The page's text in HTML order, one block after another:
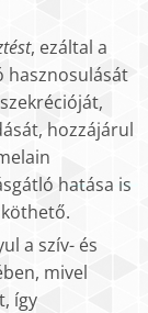
, ezáltal a
hasznosulását
hozzájárul
hatása is
a szív- és
mivel
így